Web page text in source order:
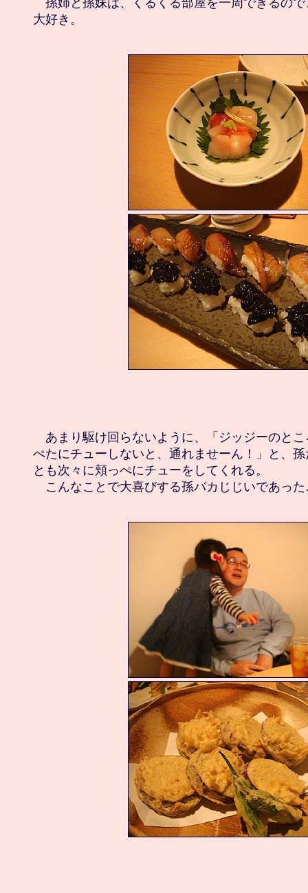
孫姉と孫妹は、くるくる部屋を一周できるの
あまり駆け回らないように、「ジッジーのと
ぺたにチューしないと、通れませーん！」と、
とも次々に頬っぺにチューをしてくれる。